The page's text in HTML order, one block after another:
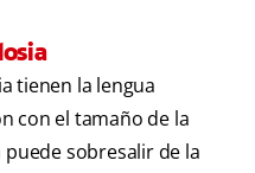
tienen la lengua
con el tamaño de la
puede sobresalir de la